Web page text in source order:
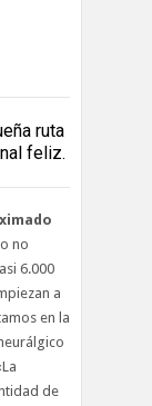
ruta
feliz.
no
6.000
a
en la
de